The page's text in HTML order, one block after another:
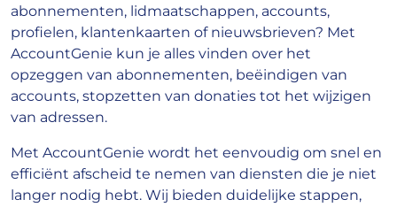
abonnementen, lidmaatschappen, accounts,
profielen, klantenkaarten of nieuwsbrieven? Met
AccountGenie kun je alles vinden over het
opzeggen van abonnementen, beëindigen van
accounts, stopzetten van donaties tot het wijzigen
van adressen.
Met AccountGenie wordt het eenvoudig om snel en
efficiënt afscheid te nemen van diensten die je niet
langer nodig hebt. Wij bieden duidelijke stappen,